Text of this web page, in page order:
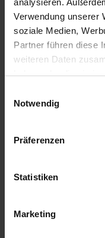
Verwendung unserer
soziale Medien,
Partner führen diese
weiteren Daten
haben oder die sie
Impressum
Notwendig
Präferenzen
Statistiken
Marketing
Sanoasa